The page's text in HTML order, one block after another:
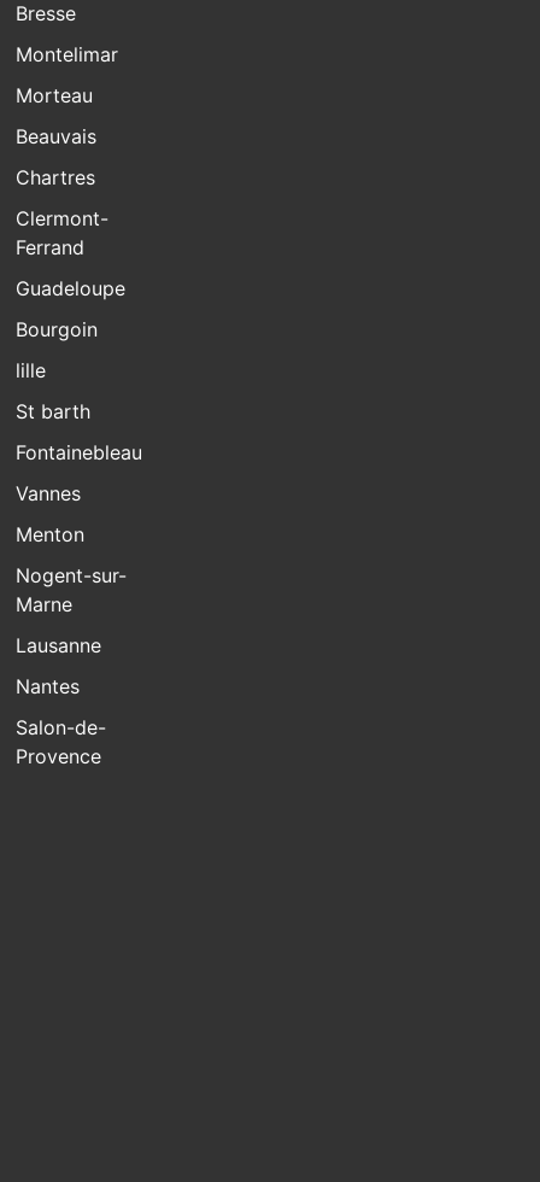
Bresse
Montelimar
Morteau
Beauvais
Chartres
Clermont-
Ferrand
Guadeloupe
Bourgoin
lille
St barth
Fontainebleau
Vannes
Menton
Nogent-sur-
Marne
Lausanne
Nantes
Salon-de-
Provence